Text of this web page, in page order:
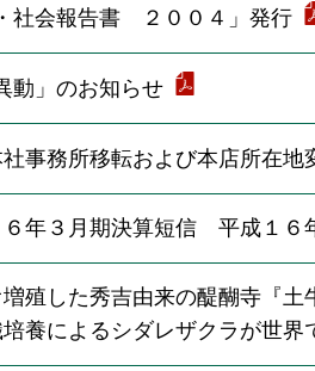
社会報告書 ２００４」発行
動」のお知らせ
事務所移転および本店所在地
年３月期決算短信 平成１６
殖した秀吉由来の醍醐寺『土
培養によるシダレザクラが世界